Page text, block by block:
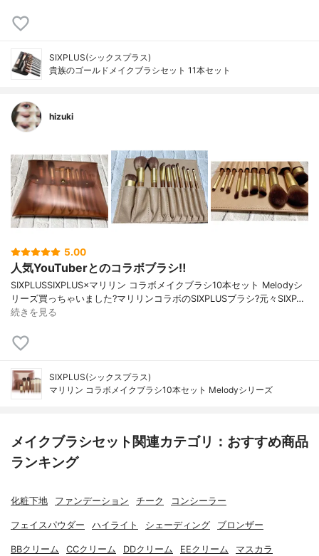
SIXPLUS(シックスプラス)
貴族のゴールドメイクブラシセット 11本セット
hizuki
5.00
人気YouTuberとのコラボブラシ‼️
SIXPLUSSIXPLUS×マリリン コラボメイクブラシ10本セット Melodyシ
リーズ買っちゃいました?マリリンコラボのSIXPLUSブラシ?元々SIXP…
続きを見る
SIXPLUS(シックスプラス)
マリリン コラボメイクブラシ10本セット Melodyシリーズ
メイクブラシセット関連カテゴリ：おすすめ商品
ランキング
化粧下地 ファンデーション チーク コンシーラー
フェイスパウダー ハイライト シェーディング ブロンザー
BBクリーム CCクリーム DDクリーム EEクリーム マスカラ